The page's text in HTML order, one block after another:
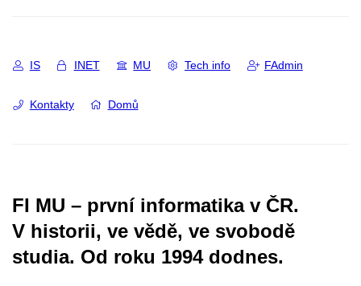
IS INET MU Tech info FAdmin
Kontakty Domů
FI MU – první informatika v ČR.
V historii, ve vědě, ve svobodě
studia. Od roku 1994 dodnes.